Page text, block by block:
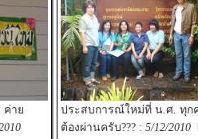
ค่าย
ประสบการณ์ใหม่ที่ น.ศ. ทุก
ต้องผ่านครับ??? : 5/12/2010